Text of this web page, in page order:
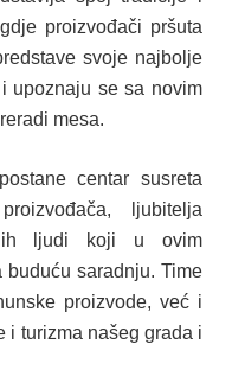
proizvođači pršuta
svoje najbolje
upoznaju se sa novim
mesa.
centar susreta
ljubitelja
ljudi koji u ovim
saradnju. Time
proizvode, već i
i turizma našeg grada i